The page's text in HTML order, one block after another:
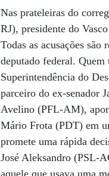
Nas prateleiras do
RJ), presidente do
Todas as acusações
deputado federal.
Superintendência do
parceiro do ex-senador
Avelino (PFL-AM),
Mário Frota (PDT) em
promete uma rápida
José Aleksandro (PSL-
aquele que usava uma